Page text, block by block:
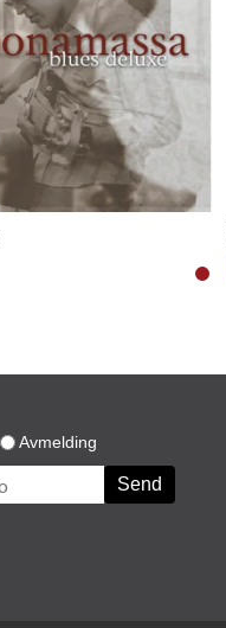
Avmelding